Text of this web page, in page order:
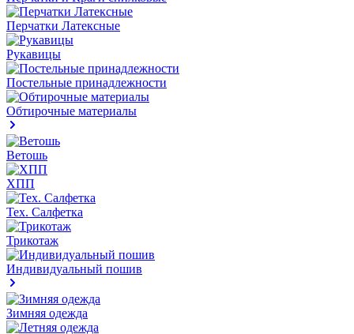
Перчатки Латексные
Рукавицы
Постельные принадлежности
Обтирочные материалы
Ветошь
ХПП
Тех. Салфетка
Трикотаж
Индивидуальный пошив
Зимняя одежда